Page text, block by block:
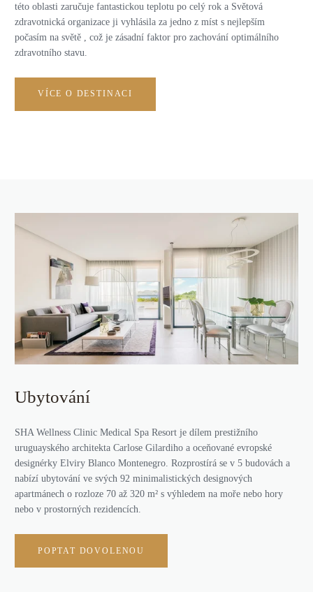
této oblasti zaručuje fantastickou teplotu po celý rok a Světová
zdravotnická organizace ji vyhlásila za jedno z míst s nejlepším
počasím na světě , což je zásadní faktor pro zachování optimálního
zdravotního stavu.
VÍCE O DESTINACI
Ubytování
SHA Wellness Clinic Medical Spa Resort je dílem prestižního
uruguayského architekta Carlose Gilardiho a oceňované evropské
designérky Elviry Blanco Montenegro. Rozprostírá se v 5 budovách a
nabízí ubytování ve svých 92 minimalistických designových
apartmánech o rozloze 70 až 320 m² s výhledem na moře nebo hory
nebo v prostorných rezidencích.
POPTAT DOVOLENOU